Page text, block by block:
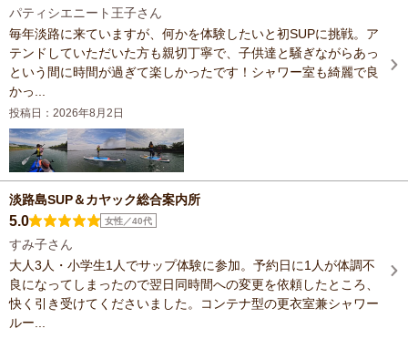
パティシエニート王子さん
毎年淡路に来ていますが、何かを体験したいと初SUPに挑戦。ア
テンドしていただいた方も親切丁寧で、子供達と騒ぎながらあっ
という間に時間が過ぎて楽しかったです！シャワー室も綺麗で良
かっ...
投稿日：2026年8月2日
淡路島SUP＆カヤック総合案内所
5.0 女性／40代
すみ子さん
大人3人・小学生1人でサップ体験に参加。予約日に1人が体調不
良になってしまったので翌日同時間への変更を依頼したところ、
快く引き受けてくださいました。コンテナ型の更衣室兼シャワー
ルー...